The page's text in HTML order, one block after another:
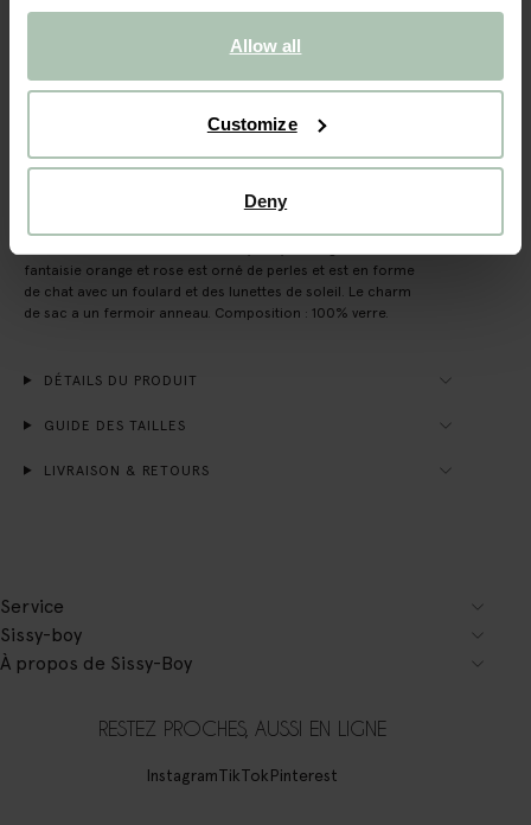
Allow all
Customize
Deny
VOIR LE STOCK EN MAGASIN
fantaisie orange et rose est orné de perles et est en forme
de chat avec un foulard et des lunettes de soleil. Le charm
de sac a un fermoir anneau. Composition : 100% verre.
DÉTAILS DU PRODUIT
GUIDE DES TAILLES
LIVRAISON & RETOURS
Service
Sissy-boy
À propos de Sissy-Boy
RESTEZ PROCHES, AUSSI EN LIGNE
InstagramTikTokPinterest